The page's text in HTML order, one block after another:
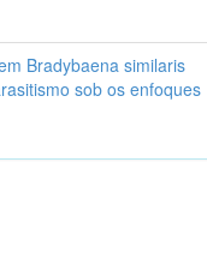
Bradybaena similaris
sob os enfoques